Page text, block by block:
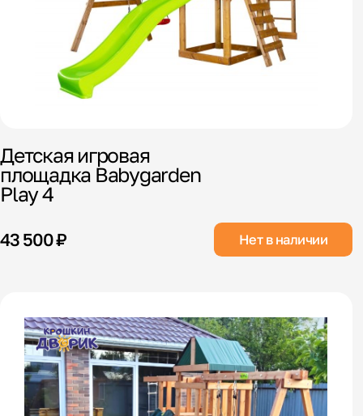
Детская игровая
площадка Babygarden
Play 4
43 500 ₽ Нет в наличии